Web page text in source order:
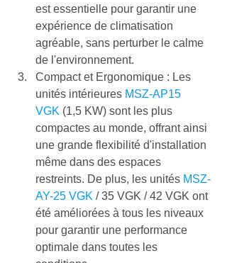
est essentielle pour garantir une
expérience de climatisation
agréable, sans perturber le calme
de l'environnement.
Compact et Ergonomique : Les
unités intérieures MSZ-AP15
VGK (1,5 KW) sont les plus
compactes au monde, offrant ainsi
une grande flexibilité d'installation
même dans des espaces
restreints. De plus, les unités MSZ-
AY-25 VGK / 35 VGK / 42 VGK ont
été améliorées à tous les niveaux
pour garantir une performance
optimale dans toutes les